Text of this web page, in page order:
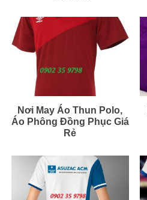
Nơi May Áo Thun Polo,
Áo Phông Đồng Phục Giá
Rẻ